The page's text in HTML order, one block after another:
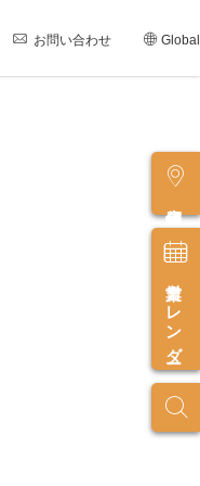
お問い合わせ Global
営業カレンダー